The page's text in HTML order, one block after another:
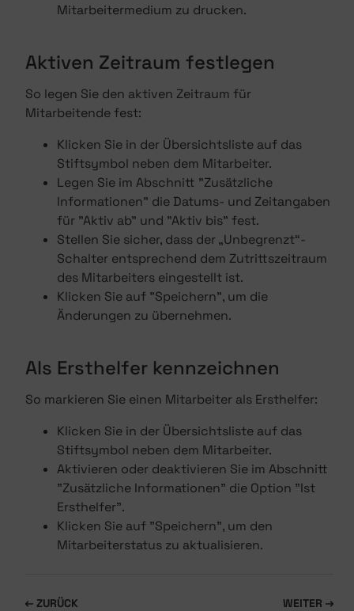
Mitarbeitermedium zu drucken.
Aktiven Zeitraum festlegen
So legen Sie den aktiven Zeitraum für
Mitarbeitende fest:
Klicken Sie in der Übersichtsliste auf das
Stiftsymbol neben dem Mitarbeiter.
Legen Sie im Abschnitt "Zusätzliche
Informationen" die Datums- und Zeitangaben
für "Aktiv ab" und "Aktiv bis" fest.
Stellen Sie sicher, dass der „Unbegrenzt“-
Schalter entsprechend dem Zutrittszeitraum
des Mitarbeiters eingestellt ist.
Klicken Sie auf "Speichern", um die
Änderungen zu übernehmen.
Als Ersthelfer kennzeichnen
So markieren Sie einen Mitarbeiter als Ersthelfer:
Klicken Sie in der Übersichtsliste auf das
Stiftsymbol neben dem Mitarbeiter.
Aktivieren oder deaktivieren Sie im Abschnitt
"Zusätzliche Informationen" die Option "Ist
Ersthelfer".
Klicken Sie auf "Speichern", um den
Mitarbeiterstatus zu aktualisieren.
ZURÜCK WEITER